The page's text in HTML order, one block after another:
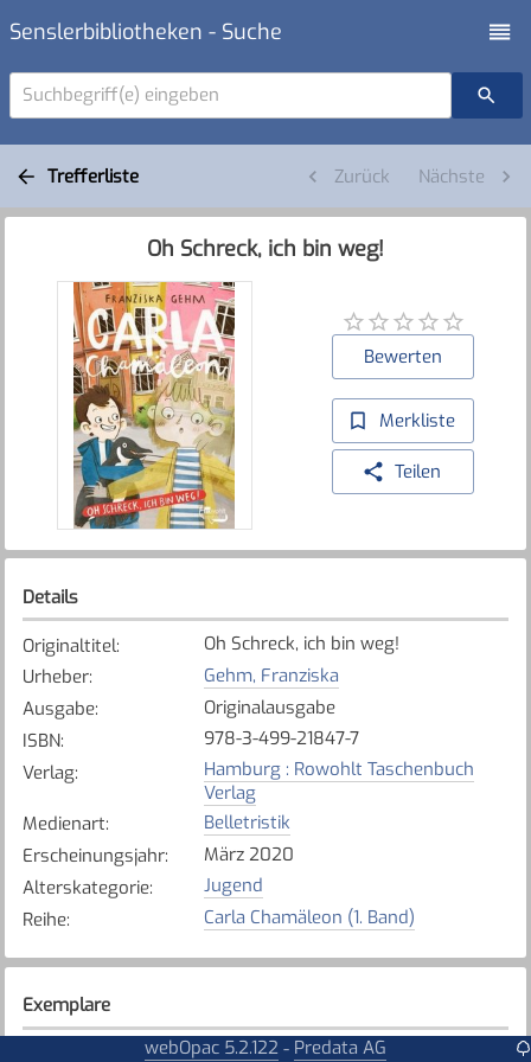
Senslerbibliotheken - Suche
Suchbegriff(e) eingeben
Trefferliste Zurück Nächste
Oh Schreck, ich bin weg!
Bewerten
Merkliste
Teilen
Details
Originaltitel:
Oh Schreck, ich bin weg!
Urheber:
Gehm, Franziska
Ausgabe:
Originalausgabe
ISBN:
978-3-499-21847-7
Verlag:
Hamburg : Rowohlt Taschenbuch
Verlag
Medienart:
Belletristik
Erscheinungsjahr:
März 2020
Alterskategorie:
Jugend
Reihe: Carla Chamäleon (1. Band)
Exemplare
webOpac 5.2.122 - Predata AG